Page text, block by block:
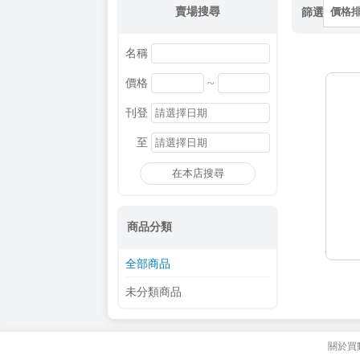
賣場搜尋
名稱
價格 ~
刊登
至
在本店搜尋
商品分類
全部商品
未分類商品
篩選 價格
關於買